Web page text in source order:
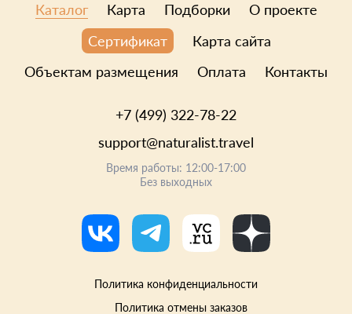
Каталог Карта Подборки
О проекте
Сертификат
Карта сайта
Объектам размещения
Оплата Контакты
+7 (499) 322-78-22
support@naturalist.travel
Время работы: 12:00-17:00
Без выходных
Политика конфиденциальности
Политика отмены заказов